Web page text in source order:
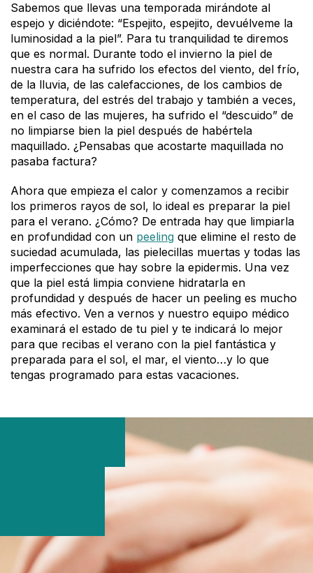
Sabemos que llevas una temporada mirándote al
espejo y diciéndote: “Espejito, espejito, devuélveme la
luminosidad a la piel”. Para tu tranquilidad te diremos
que es normal. Durante todo el invierno la piel de
nuestra cara ha sufrido los efectos del viento, del frío,
de la lluvia, de las calefacciones, de los cambios de
temperatura, del estrés del trabajo y también a veces,
en el caso de las mujeres, ha sufrido el “descuido” de
no limpiarse bien la piel después de habértela
maquillado. ¿Pensabas que acostarte maquillada no
pasaba factura?
Ahora que empieza el calor y comenzamos a recibir
los primeros rayos de sol, lo ideal es preparar la piel
para el verano. ¿Cómo? De entrada hay que limpiarla
en profundidad con un peeling que elimine el resto de
suciedad acumulada, las pielecillas muertas y todas las
imperfecciones que hay sobre la epidermis. Una vez
que la piel está limpia conviene hidratarla en
profundidad y después de hacer un peeling es mucho
más efectivo. Ven a vernos y nuestro equipo médico
examinará el estado de tu piel y te indicará lo mejor
para que recibas el verano con la piel fantástica y
preparada para el sol, el mar, el viento…y lo que
tengas programado para estas vacaciones.